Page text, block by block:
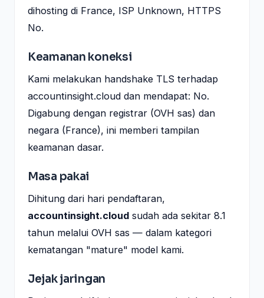
dihosting di France, ISP Unknown, HTTPS
No.
Keamanan koneksi
Kami melakukan handshake TLS terhadap
accountinsight.cloud dan mendapat: No.
Digabung dengan registrar (OVH sas) dan
negara (France), ini memberi tampilan
keamanan dasar.
Masa pakai
Dihitung dari hari pendaftaran,
accountinsight.cloud sudah ada sekitar 8.1
tahun melalui OVH sas — dalam kategori
kematangan "mature" model kami.
Jejak jaringan